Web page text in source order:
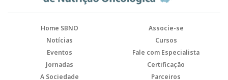
Home SBNO
Associe-se
Notícias
Cursos
Eventos
Fale com Especialista
Jornadas
Certificação
A Sociedade
Parceiros